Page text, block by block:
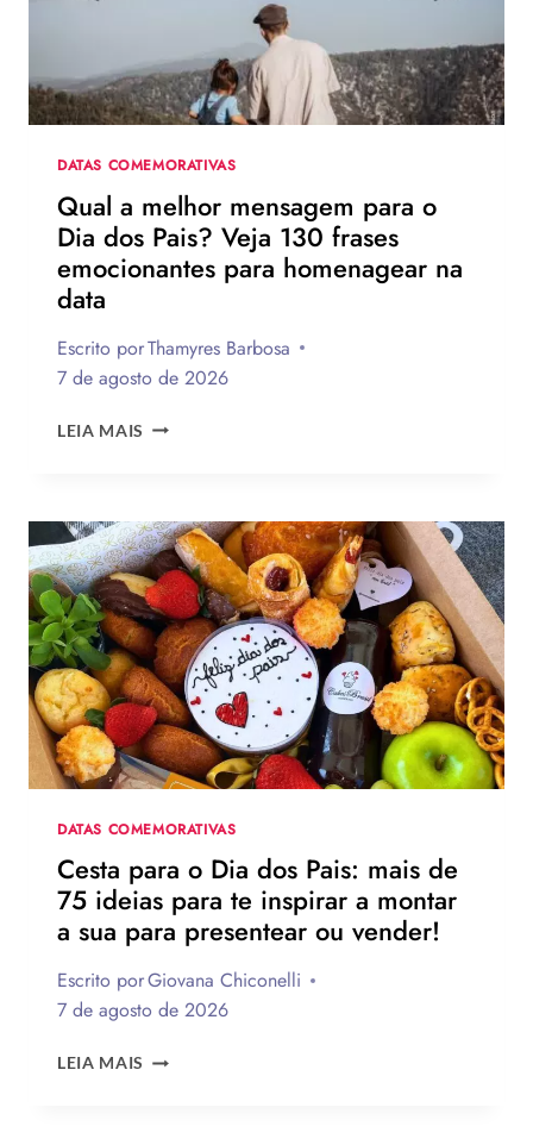
DATAS COMEMORATIVAS
Qual a melhor mensagem para o
Dia dos Pais? Veja 130 frases
emocionantes para homenagear na
data
Escrito porThamyres Barbosa
7 de agosto de 2026
LEIA MAIS QUAL
PARA
O
DIA
DOS
PAIS?
VEJA
130
FRASES
EMOCIONANTES
PARA
HOMENAGEAR
DATA
DATAS COMEMORATIVAS
Cesta para o Dia dos Pais: mais de
75 ideias para te inspirar a montar
a sua para presentear ou vender!
Escrito porGiovana Chiconelli
7 de agosto de 2026
LEIA MAIS CESTA